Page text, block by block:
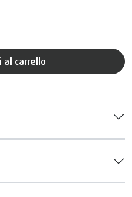
al carrello